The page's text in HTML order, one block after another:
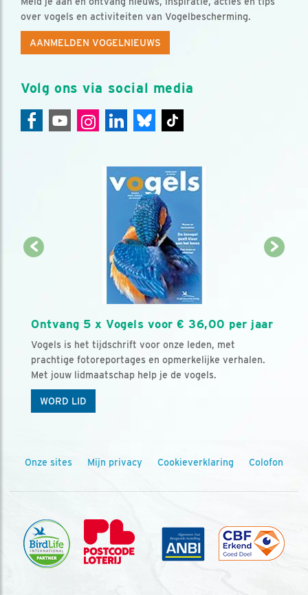
over vogels en activiteiten van Vogelbescherming.
AANMELDEN VOGELNIEUWS
Volg ons via social media
Ontvang 5 x Vogels voor € 36,00 per jaar
Vogels is het tijdschrift voor onze leden, met
prachtige fotoreportages en opmerkelijke verhalen.
Met jouw lidmaatschap help je de vogels.
WORD LID
Onze sites Mijn privacy Cookieverklaring Colofon